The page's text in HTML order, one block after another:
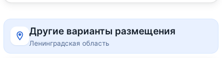
Другие варианты размещения
Ленинградская область